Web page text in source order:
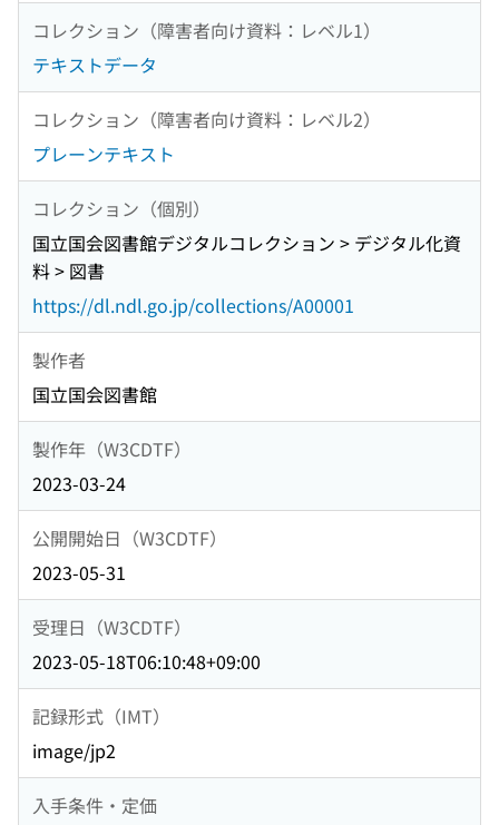
コレクション（障害者向け資料：レベル1）
テキストデータ
コレクション（障害者向け資料：レベル2）
プレーンテキスト
コレクション（個別）
国立国会図書館デジタルコレクション > デジタル化資
料 > 図書
https://dl.ndl.go.jp/collections/A00001
製作者
国立国会図書館
製作年（W3CDTF）
2023-03-24
公開開始日（W3CDTF）
2023-05-31
受理日（W3CDTF）
2023-05-18T06:10:48+09:00
記録形式（IMT）
image/jp2
入手条件・定価